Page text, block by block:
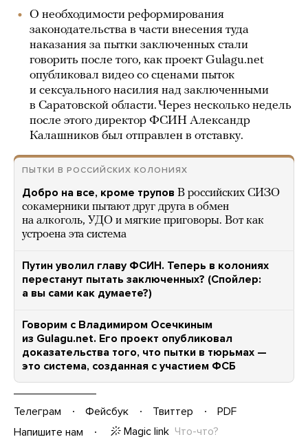
О необходимости реформирования
законодательства в части внесения туда
наказания за пытки заключенных стали
говорить после того, как проект Gulagu.net
опубликовал видео со сценами пыток
и сексуального насилия над заключенными
в Саратовской области. Через несколько недель
после этого директор ФСИН Александр
Калашников был отправлен в отставку.
ПЫТКИ В РОССИЙСКИХ КОЛОНИЯХ
Добро на все, кроме трупов В российских СИЗО
сокамерники пытают друг друга в обмен
на алкоголь, УДО и мягкие приговоры. Вот как
устроена эта система
Путин уволил главу ФСИН. Теперь в колониях
перестанут пытать заключенных? (Спойлер:
а вы сами как думаете?)
Говорим с Владимиром Осечкиным
из Gulagu.net. Его проект опубликовал
доказательства того, что пытки в тюрьмах —
это система, созданная с участием ФСБ
Телеграм Фейсбук Твиттер
PDF
Напишите нам
Magic link Что-что?